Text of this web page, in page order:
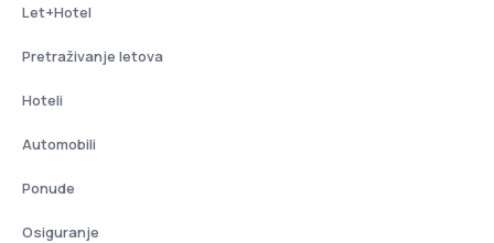
Let+Hotel
Pretraživanje letova
Hoteli
Automobili
Ponude
Osiguranje